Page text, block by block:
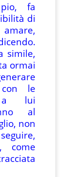
fa
di
simile,
ormai
le
a lui
al
non
come